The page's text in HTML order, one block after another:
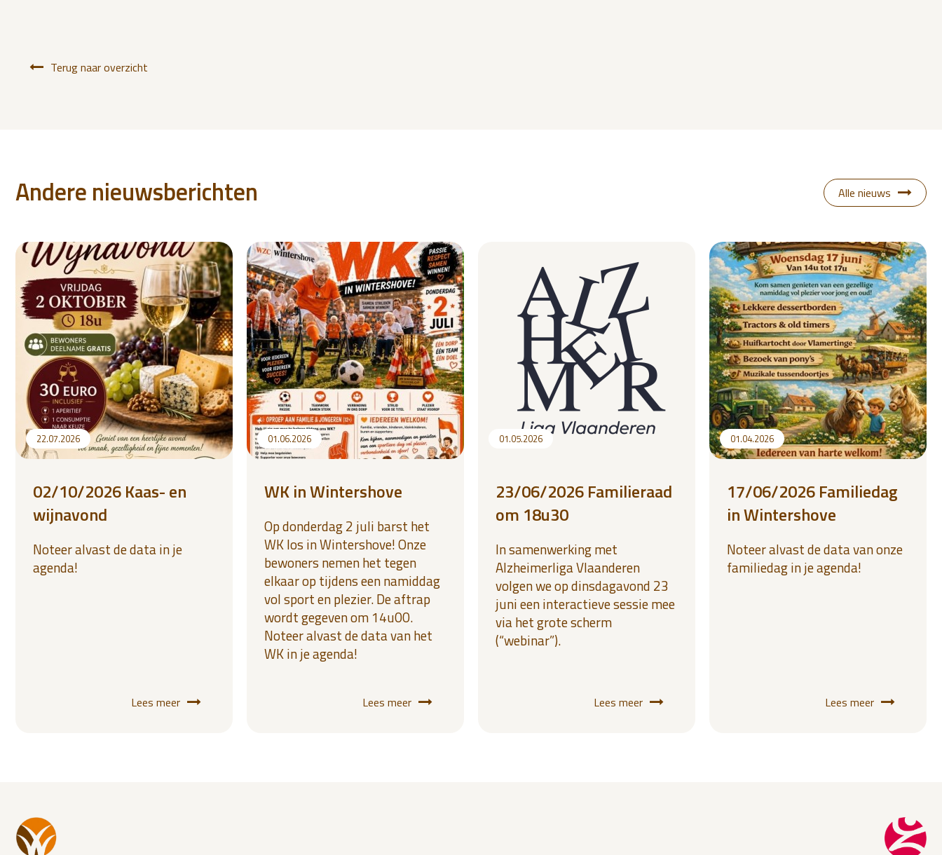
Terug naar overzicht
Andere nieuwsberichten Alle nieuws
22.07.2026
02/10/2026 Kaas- en
wijnavond
Noteer alvast de data in je
agenda!
Lees meer
01.06.2026
WK in Wintershove
Op donderdag 2 juli barst het
WK los in Wintershove! Onze
bewoners nemen het tegen
elkaar op tijdens een namiddag
vol sport en plezier. De aftrap
wordt gegeven om 14u00.
Noteer alvast de data van het
WK in je agenda!
Lees meer
01.05.2026
23/06/2026 Familieraad
om 18u30
In samenwerking met
Alzheimerliga Vlaanderen
volgen we op dinsdagavond 23
juni een interactieve sessie mee
via het grote scherm
(“webinar”).
Lees meer
01.04.2026
17/06/2026 Familiedag
in Wintershove
Noteer alvast de data van onze
familiedag in je agenda!
Lees meer